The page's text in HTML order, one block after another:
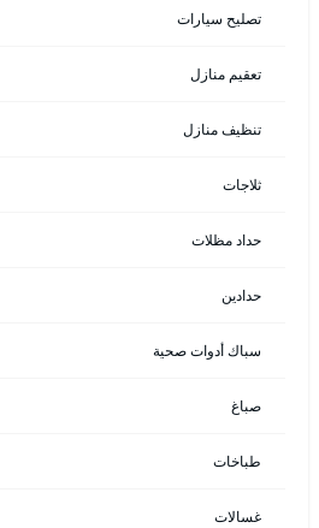
تصليح سيارات
تعقيم منازل
تنظيف منازل
ثلاجات
حداد مظلات
حدادين
سباك أدوات صحية
صباغ
طباخات
غسالات